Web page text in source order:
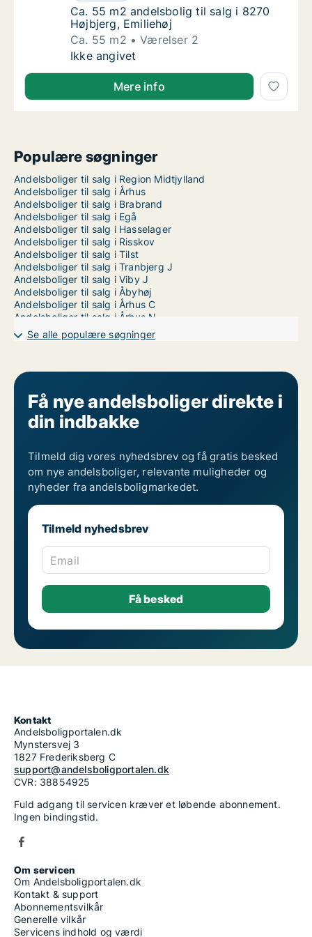
Ca. 55 m2 andelsbolig til salg i 8270
Ca. 55 m2 andelsbolig til salg i 8270
Højbjerg, Emiliehøj
Ca. 55 m2
Værelser 2
Ca. 55 m2 andelsbolig til salg i 8270
Ikke angivet
Mere info
Populære søgninger
Andelsboliger til salg i Region Midtjylland
Andelsboliger til salg i Århus
Andelsboliger til salg i Brabrand
Andelsboliger til salg i Egå
Andelsboliger til salg i Hasselager
Andelsboliger til salg i Risskov
Andelsboliger til salg i Tilst
Andelsboliger til salg i Tranbjerg J
Andelsboliger til salg i Viby J
Andelsboliger til salg i Åbyhøj
Andelsboliger til salg i Århus C
Andelsboliger til salg i Århus N
Andelsboliger til salg i Århus V
Se alle populære søgninger
Få nye andelsboliger direkte i
din indbakke
Tilmeld dig vores nyhedsbrev og få gratis besked
om nye andelsboliger, relevante muligheder og
nyheder fra andelsboligmarkedet.
Tilmeld nyhedsbrev
Email
Kontakt
Andelsboligportalen.dk
Mynstersvej 3
1827 Frederiksberg C
support@andelsboligportalen.dk
CVR: 38854925
Fuld adgang til servicen kræver et løbende abonnement.
Ingen bindingstid.
Om servicen
Om Andelsboligportalen.dk
Kontakt & support
Abonnementsvilkår
Generelle vilkår
Servicens indhold og værdi